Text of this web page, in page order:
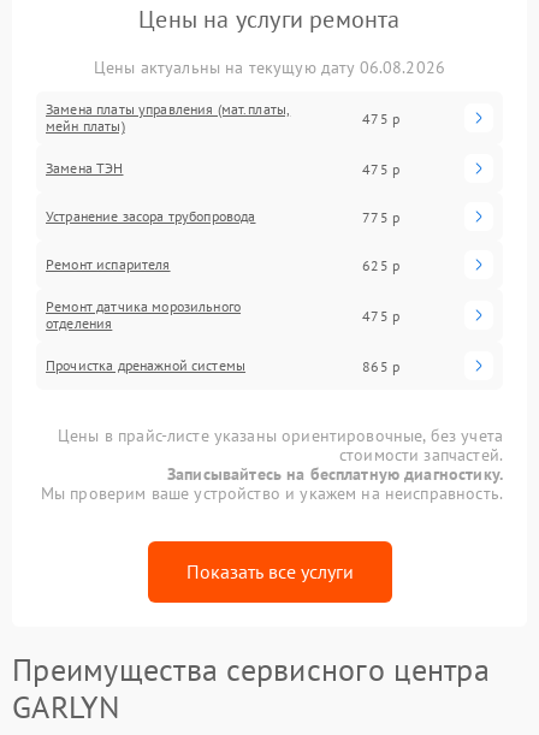
Цены на услуги ремонта
Цены актуальны на текущую дату 06.08.2026
Замена платы управления (мат.платы,
мейн платы)
475 р
Замена ТЭН 475 р
Устранение засора трубопровода 775 р
Ремонт испарителя 625 р
Ремонт датчика морозильного
отделения
475 р
Прочистка дренажной системы 865 р
Цены в прайс-листе указаны ориентировочные, без учета
стоимости запчастей.
Записывайтесь на бесплатную диагностику.
Мы проверим ваше устройство и укажем на неисправность.
Показать все услуги
Преимущества сервисного центра
GARLYN